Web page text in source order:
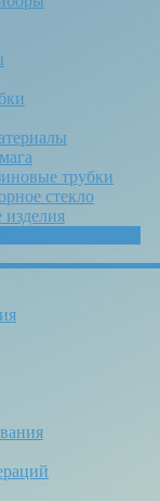
трубки
стекло
изделия